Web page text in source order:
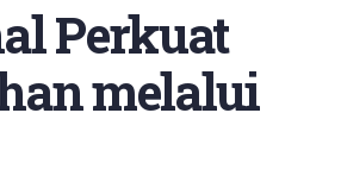
Perkuat
melalui